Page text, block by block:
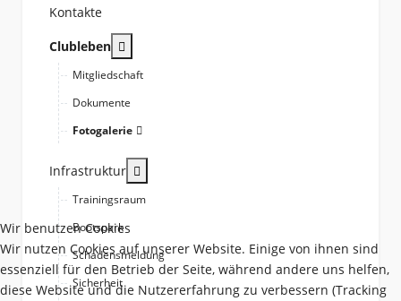
Kontakte
Clubleben
Mitgliedschaft
Dokumente
Fotogalerie
Infrastruktur
Trainingsraum
Bootspark
Schadensmeldung
Sicherheit
Wir benutzen Cookies
Wir nutzen Cookies auf unserer Website. Einige von ihnen sind
essenziell für den Betrieb der Seite, während andere uns helfen,
diese Website und die Nutzererfahrung zu verbessern (Tracking